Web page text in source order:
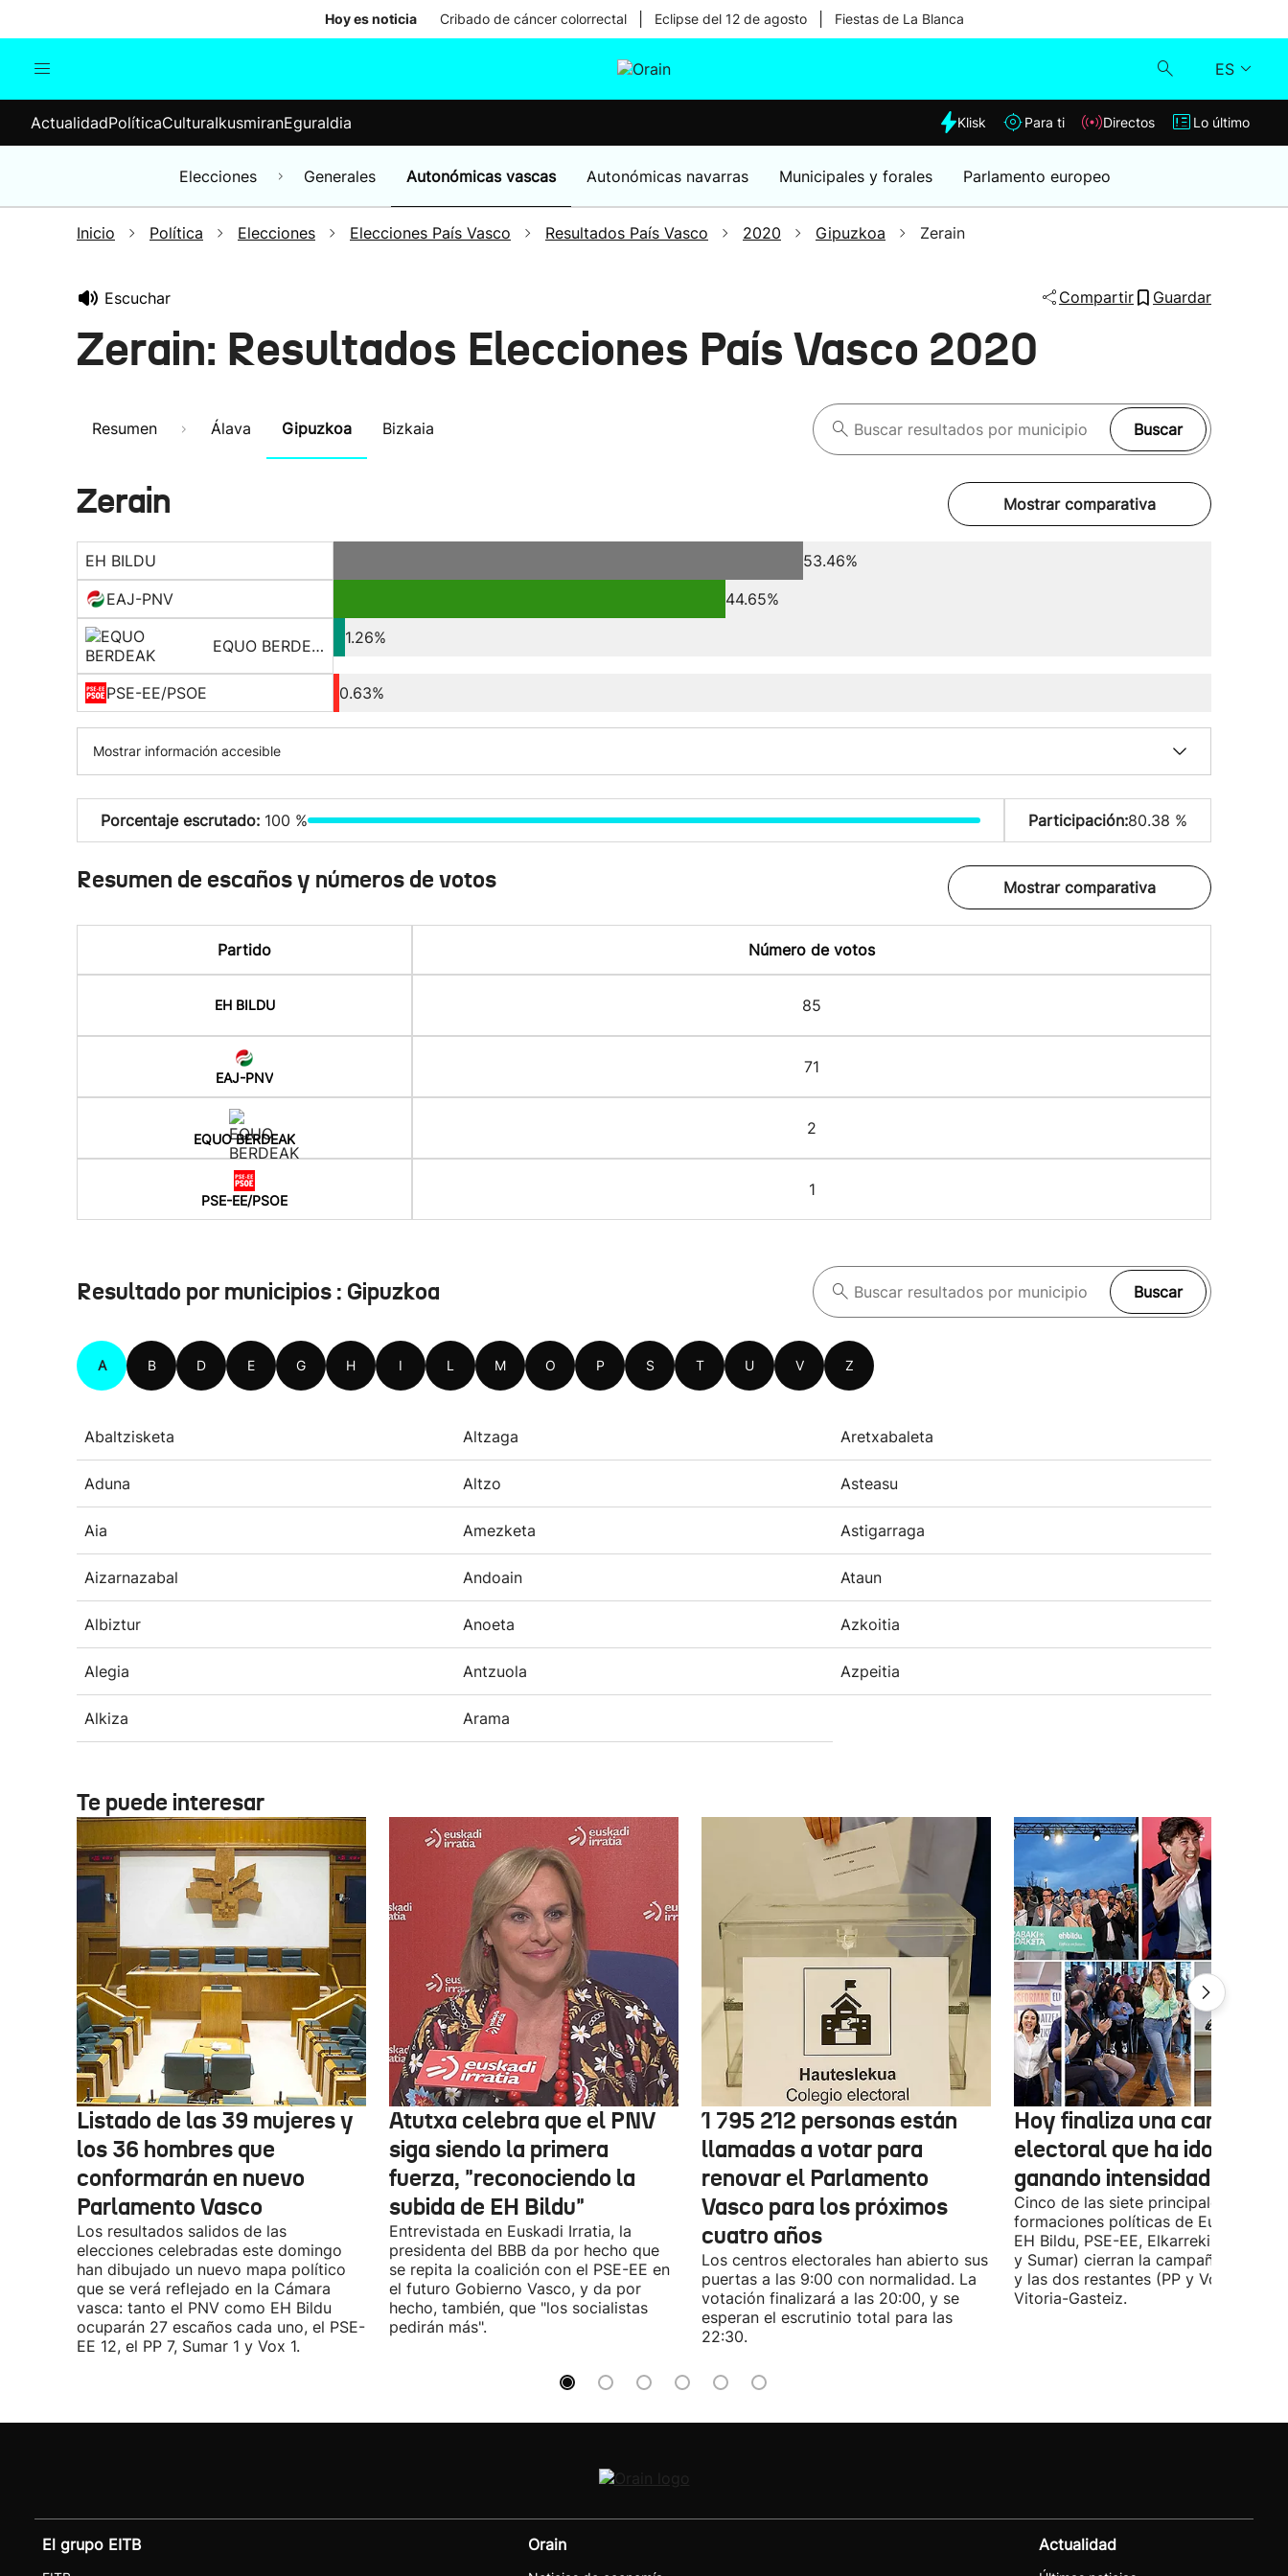
Hoy es noticia Cribado de cáncer colorrectal Eclipse del 12 de agosto Fiestas de La Blanca
ES
Elecciones
Klisk
Lo último
ActualidadPolíticaCulturaIkusmiranEguraldia Klisk Para ti Directos Lo último
Elecciones Generales Autonómicas vascas Autonómicas navarras Municipales y forales Parlamento europeo
Inicio Política Elecciones Elecciones País Vasco Resultados País Vasco 2020 Gipuzkoa Zerain
Escuchar Compartir Guardar
Zerain: Resultados Elecciones País Vasco 2020
Resumen Álava Gipuzkoa Bizkaia Buscar
Zerain Mostrar comparativa
EH BILDU
53.46%
EAJ-PNV
44.65%
EQUO BERDEAK 1.26%
PSE-EE/PSOE 0.63%
Mostrar información accesible
Porcentaje escrutado: 100 % Participación:80.38 %
Resumen de escaños y números de votos Mostrar comparativa
Partido Número de votos
EH BILDU 85
EAJ-PNV
71
EQUO BERDEAK
2
PSE-EE/PSOE
1
Resultado por municipios : Gipuzkoa Buscar
A B D E G H I L M O P S T U V Z
Abaltzisketa Altzaga Aretxabaleta
Aduna Altzo Asteasu
Aia Amezketa Astigarraga
Aizarnazabal Andoain Ataun
Albiztur Anoeta Azkoitia
Alegia Antzuola Azpeitia
Alkiza Arama
Te puede interesar
Listado de las 39 mujeres y
los 36 hombres que
conformarán en nuevo
Parlamento Vasco
Los resultados salidos de las
elecciones celebradas este domingo
han dibujado un nuevo mapa político
que se verá reflejado en la Cámara
vasca: tanto el PNV como EH Bildu
ocuparán 27 escaños cada uno, el PSE-
EE 12, el PP 7, Sumar 1 y Vox 1.
Atutxa celebra que el PNV
siga siendo la primera
fuerza, "reconociendo la
subida de EH Bildu"
Entrevistada en Euskadi Irratia, la
presidenta del BBB da por hecho que
se repita la coalición con el PSE-EE en
el futuro Gobierno Vasco, y da por
hecho, también, que "los socialistas
pedirán más".
1 795 212 personas están
llamadas a votar para
renovar el Parlamento
Vasco para los próximos
cuatro años
Los centros electorales han abierto sus
puertas a las 9:00 con normalidad. La
votación finalizará a las 20:00, y se
esperan el escrutinio total para las
22:30.
Hoy finaliza una campaña
electoral que ha ido
ganando intensidad
Cinco de las siete principales
formaciones políticas de Euskadi
EH Bildu, PSE-EE, Elkarrekin
y Sumar) cierran la campaña en
y las dos restantes (PP y Vox) en
Vitoria-Gasteiz.
El grupo EITB Orain Actualidad